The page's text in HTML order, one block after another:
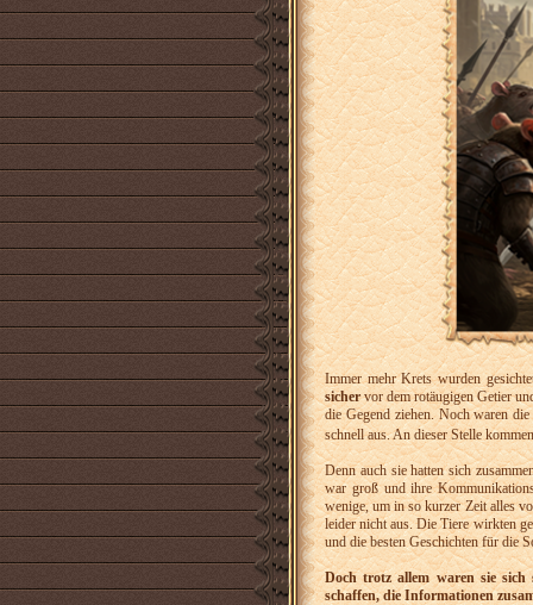
Immer mehr Krets wurden
sichervor dem rotäugigen Getier
die Gegend ziehen. Noch waren
schnell aus. An dieser Stelle
Denn auch sie hatten sich
war groß und ihre
wenige, um in so kurzer Zeit alles
leider nicht aus. Die Tiere wirkten
und die besten Geschichten für die
Doch trotz allem waren sie sich
schaffen, die Informationen